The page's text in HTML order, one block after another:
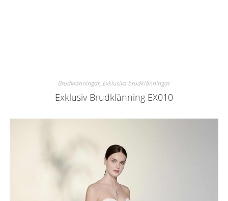
Brudklänningar, Exklusiva brudklänningar
Exklusiv Brudklänning EX010